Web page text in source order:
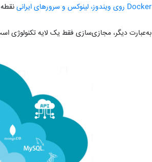
Docker روی ویندوز، لینوکس و سرورهای ایرانی
به‌عبارت دیگر، مجازی‌سازی فقط یک لایه